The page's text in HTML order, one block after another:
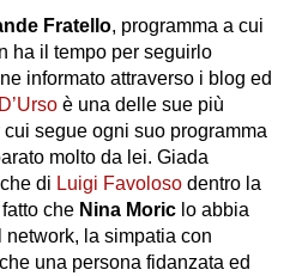
Fratello, programma a cui
ha il tempo per seguirlo
informato attraverso i blog ed
è una delle sue più
segue ogni suo programma
molto da lei. Giada
di Luigi Favoloso dentro la
che Nina Moric lo abbia
network, la simpatia con
una persona fidanzata ed